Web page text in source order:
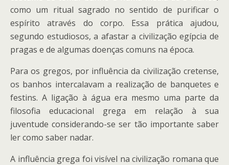
como um ritual sagrado no sentido de purificar o
espírito através do corpo. Essa prática ajudou,
segundo estudiosos, a afastar a civilização egípcia de
pragas e de algumas doenças comuns na época.
Para os gregos, por influência da civilização cretense,
os banhos intercalavam a realização de banquetes e
festins. A ligação à água era mesmo uma parte da
filosofia educacional grega em relação à sua
juventude considerando-se ser tão importante saber
ler como saber nadar.
A influência grega foi visível na civilização romana que